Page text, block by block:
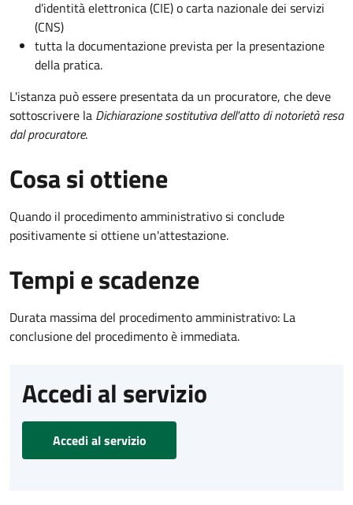
d’identità elettronica (CIE) o carta nazionale dei servizi
(CNS)
tutta la documentazione prevista per la presentazione
della pratica.
L'istanza può essere presentata da un procuratore, che deve
sottoscrivere la Dichiarazione sostitutiva dell'atto di notorietà resa
dal procuratore.
Cosa si ottiene
Quando il procedimento amministrativo si conclude
positivamente si ottiene un'attestazione.
Tempi e scadenze
Durata massima del procedimento amministrativo: La
conclusione del procedimento è immediata.
Accedi al servizio
Accedi al servizio